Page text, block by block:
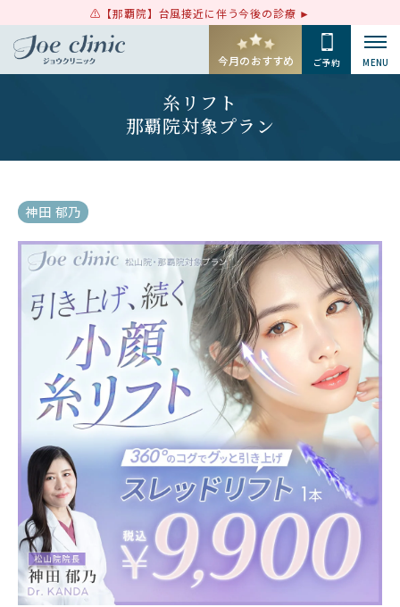
【那覇院】台風接近に伴う今後の診療
今月のおすすめ ご予約 MENU
糸リフト
那覇院対象プラン
神田 郁乃